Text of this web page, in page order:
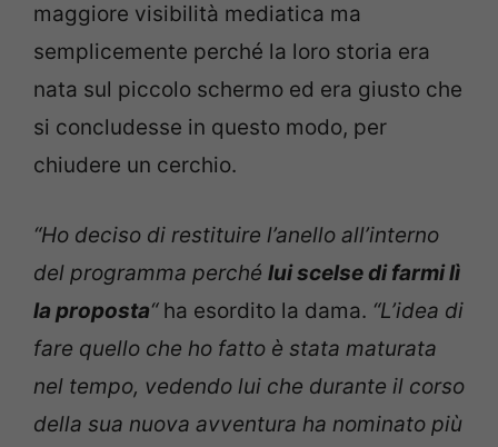
maggiore visibilità mediatica ma
semplicemente perché la loro storia era
nata sul piccolo schermo ed era giusto che
si concludesse in questo modo, per
chiudere un cerchio.
“Ho deciso di restituire l’anello all’interno
del programma perché lui scelse di farmi lì
la proposta“ha esordito la dama. “L’idea di
fare quello che ho fatto è stata maturata
nel tempo, vedendo lui che durante il corso
della sua nuova avventura ha nominato più